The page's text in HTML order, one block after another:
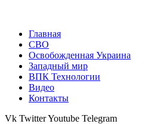
Главная
СВО
Освобожденная Украина
Западный мир
ВПК Технологии
Видео
Контакты
Vk TwitterYoutube Telegram